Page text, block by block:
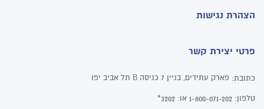
הצהרת נגישות
פרטי יצירת קשר
כתובת: פארק עתידים, בניין 7 כניסה B תל אביב יפו
טלפון: 1-800-071-202 או: 3202*